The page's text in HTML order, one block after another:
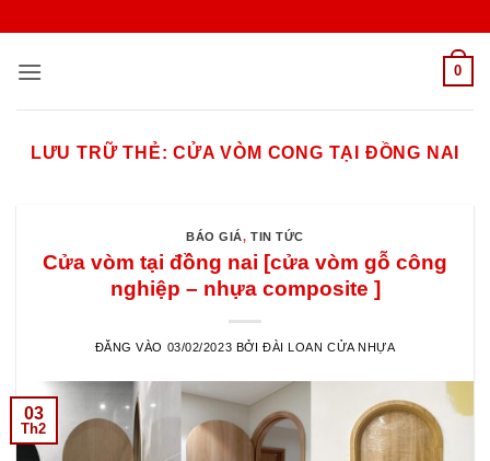
nội
0
LƯU TRỮ THẺ:CỬA VÒM CONG TẠI ĐỒNG NAI
BÁO GIÁ,TIN TỨC
Cửa vòm tại đồng nai [cửa vòm gỗ công
nghiệp – nhựa composite ]
ĐĂNG VÀO 03/02/2023 BỞI ĐÀI LOAN CỬA NHỰA
03
Th2